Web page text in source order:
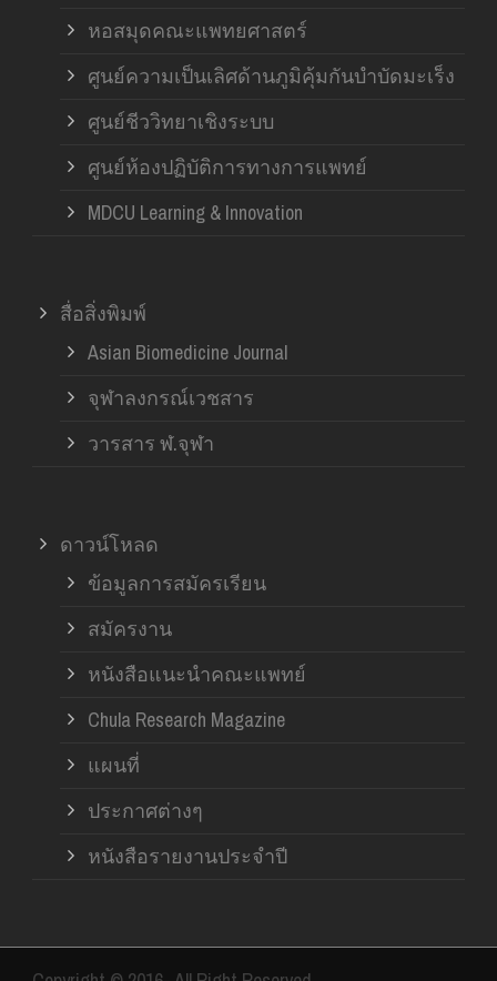
หอสมุดคณะแพทยศาสตร์
ศูนย์ความเป็นเลิศด้านภูมิคุ้มกันบำบัดมะเร็ง
ศูนย์ชีววิทยาเชิงระบบ
ศูนย์ห้องปฏิบัติการทางการแพทย์
MDCU Learning & Innovation
สื่อสิ่งพิมพ์
Asian Biomedicine Journal
จุฬาลงกรณ์เวชสาร
วารสาร ฬ.จุฬา
ดาวน์โหลด
ข้อมูลการสมัครเรียน
สมัครงาน
หนังสือแนะนำคณะแพทย์
Chula Research Magazine
แผนที่
ประกาศต่างๆ
หนังสือรายงานประจำปี